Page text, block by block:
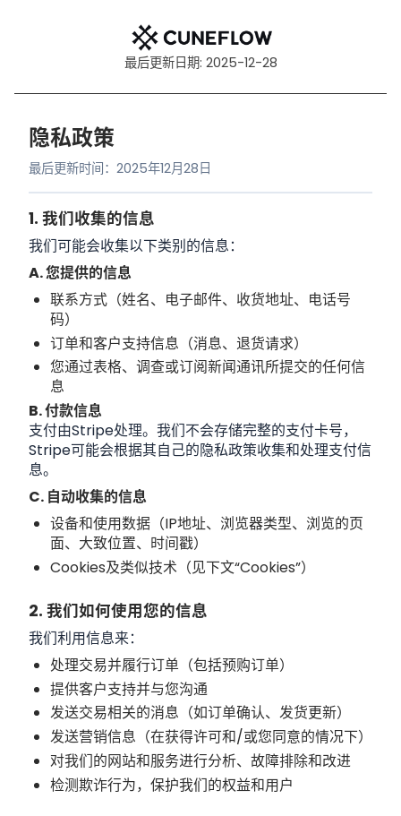
最后更新日期: 2025-12-28
隐私政策
最后更新时间：2025年12月28日
1. 我们收集的信息
我们可能会收集以下类别的信息：
A. 您提供的信息
联系方式（姓名、电子邮件、收货地址、电话号
码）
订单和客户支持信息（消息、退货请求）
您通过表格、调查或订阅新闻通讯所提交的任何信
息
B. 付款信息
支付由Stripe处理。我们不会存储完整的支付卡号，
Stripe可能会根据其自己的隐私政策收集和处理支付信
息。
C. 自动收集的信息
设备和使用数据（IP地址、浏览器类型、浏览的页
面、大致位置、时间戳）
Cookies及类似技术（见下文“Cookies”）
2. 我们如何使用您的信息
我们利用信息来：
处理交易并履行订单（包括预购订单）
提供客户支持并与您沟通
发送交易相关的消息（如订单确认、发货更新）
发送营销信息（在获得许可和/或您同意的情况下）
对我们的网站和服务进行分析、故障排除和改进
检测欺诈行为，保护我们的权益和用户